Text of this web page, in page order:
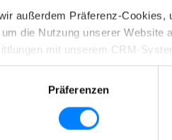
außerdem Präferenz-
die Nutzung unserer
mit unserem CRM-
erhalten Sie genauere
beschrieben werden.
Präferenzen